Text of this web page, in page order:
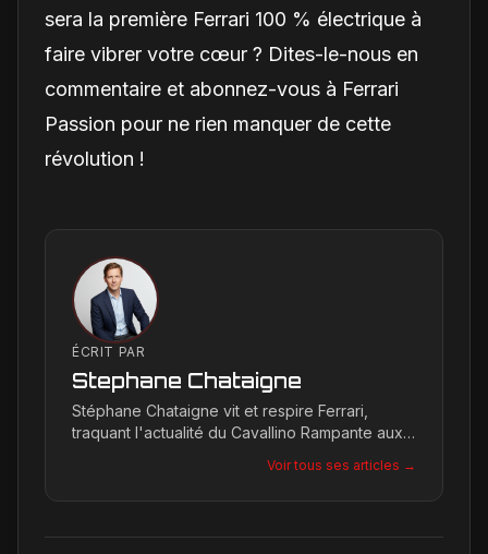
sera la première Ferrari 100 % électrique à
faire vibrer votre cœur ? Dites-le-nous en
commentaire et abonnez-vous à Ferrari
Passion pour ne rien manquer de cette
révolution !
ÉCRIT PAR
Stephane Chataigne
Stéphane Chataigne vit et respire Ferrari,
traquant l'actualité du Cavallino Rampante aux
permet de décrypter les tendances et les
secrets de la marque, offrant une plongée
passionnés.
Voir tous ses articles →